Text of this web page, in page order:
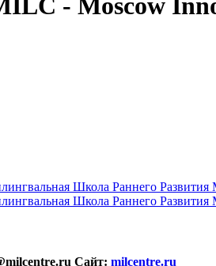
- Moscow
Сайт: milcentre.ru